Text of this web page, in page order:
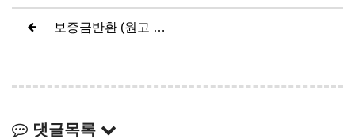
보증금반환 (원고 전부승소)
댓글목록